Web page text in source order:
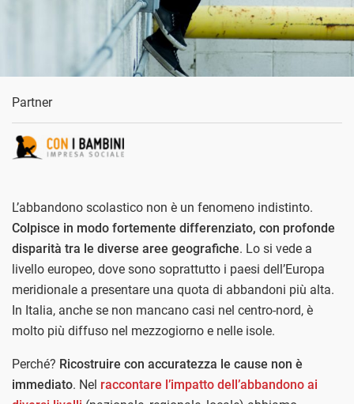
Partner
L’abbandono scolastico non è un fenomeno indistinto.
Colpisce in modo fortemente differenziato, con profonde
disparità tra le diverse aree geografiche. Lo si vede a
livello europeo, dove sono soprattutto i paesi dell’Europa
meridionale a presentare una quota di abbandoni più alta.
In Italia, anche se non mancano casi nel centro-nord, è
molto più diffuso nel mezzogiorno e nelle isole.
Perché? Ricostruire con accuratezza le cause non è
immediato. Nel raccontare l’impatto dell’abbandono ai